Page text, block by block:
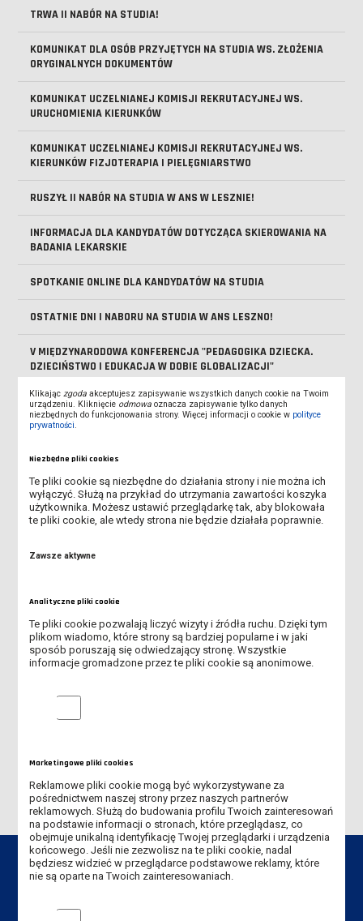
TRWA II NABÓR NA STUDIA!
KOMUNIKAT DLA OSÓB PRZYJĘTYCH NA STUDIA WS. ZŁOŻENIA
ORYGINALNYCH DOKUMENTÓW
KOMUNIKAT UCZELNIANEJ KOMISJI REKRUTACYJNEJ WS.
URUCHOMIENIA KIERUNKÓW
KOMUNIKAT UCZELNIANEJ KOMISJI REKRUTACYJNEJ WS.
KIERUNKÓW FIZJOTERAPIA I PIELĘGNIARSTWO
RUSZYŁ II NABÓR NA STUDIA W ANS W LESZNIE!
INFORMACJA DLA KANDYDATÓW DOTYCZĄCA SKIEROWANIA NA
BADANIA LEKARSKIE
SPOTKANIE ONLINE DLA KANDYDATÓW NA STUDIA
OSTATNIE DNI I NABORU NA STUDIA W ANS LESZNO!
V MIĘDZYNARODOWA KONFERENCJA "PEDAGOGIKA DZIECKA.
DZIECIŃSTWO I EDUKACJA W DOBIE GLOBALIZACJI"
SPOTKANIE ONLINE DLA KANDYDATÓW NA STUDIA - DOWIEDZ
SIĘ, JAK PRZEJŚĆ PRZEZ REKRUTACJĘ
LESZNO ODEBRAŁ DYPLOMY
TRWA REKRUTACJA NA STUDIA!
REKRUTACJA DO DOMU STUDENTA "KOMENIK"
WSPARCIE PSYCHOTERAPEUTYCZNE DLA STUDENTÓW ANS W
LESZNIE W OKRESIE WAKACYJNYM
DYPLOMY
Klikając zgoda akceptujesz zapisywanie wszystkich danych cookie na Twoim
urządzeniu. Kliknięcie odmowa oznacza zapisywanie tylko danych
niezbędnych do funkcjonowania strony. Więcej informacji o cookie w polityce
prywatności
Niezbędne pliki cookies
Te pliki cookie są niezbędne do działania strony i nie można ich
wyłączyć. Służą na przykład do utrzymania zawartości koszyka
użytkownika. Możesz ustawić przeglądarkę tak, aby blokowała
te pliki cookie, ale wtedy strona nie będzie działała poprawnie.
Zawsze aktywne
Analityczne pliki cookie
Te pliki cookie pozwalają liczyć wizyty i źródła ruchu. Dzięki tym
plikom wiadomo, które strony są bardziej popularne i w jaki
sposób poruszają się odwiedzający stronę. Wszystkie
informacje gromadzone przez te pliki cookie są anonimowe.
Analityczne pliki cookie
Marketingowe pliki cookies
Reklamowe pliki cookie mogą być wykorzystywane za
pośrednictwem naszej strony przez naszych partnerów
reklamowych. Służą do budowania profilu Twoich zainteresowań
na podstawie informacji o stronach, które przeglądasz, co
obejmuje unikalną identyfikację Twojej przeglądarki i urządzenia
końcowego. Jeśli nie zezwolisz na te pliki cookie, nadal
będziesz widzieć w przeglądarce podstawowe reklamy, które
nie są oparte na Twoich zainteresowaniach.
Marketingowe pliki cookies